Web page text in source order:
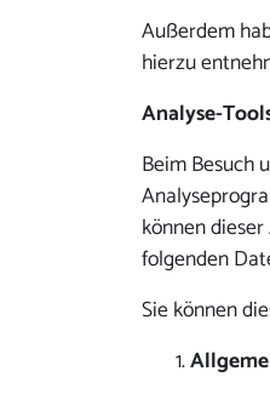
Außerdem
hierzu
Analyse-
Beim Besuch
können
folgenden
Sie können